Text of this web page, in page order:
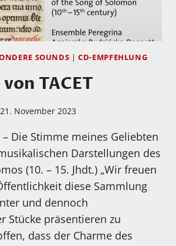
SOUNDS |CD-EMPFEHLUNG
TACET
21. November 2023
Die Stimme meines Geliebten
Darstellungen des
(10. – 15. Jhdt.) „Wir freuen
diese Sammlung
und dennoch
Stücke präsentieren zu
dass der Charme des